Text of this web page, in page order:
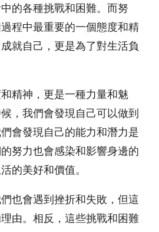
的各種挑戰和困難。而努
程中最重要的一個態度和精
就自己，更是為了對生活負
精神，更是一種力量和魅
，我們會發現自己可以做到
會發現自己的能力和潛力是
努力也會感染和影響身邊的
的美好和價值。
也會遇到挫折和失敗，但這
由。相反，這些挑戰和困難